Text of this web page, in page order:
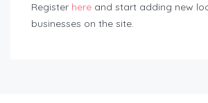
Register here and start adding new
businesses on the site.